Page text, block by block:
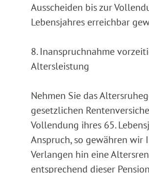
Ausscheiden bis zur
Lebensjahres erreichbar
8. Inanspruchnahme
Altersleistung
Nehmen Sie das
gesetzlichen
Vollendung ihres 65.
Anspruch, so gewähren wir
Verlangen hin eine
entsprechend dieser